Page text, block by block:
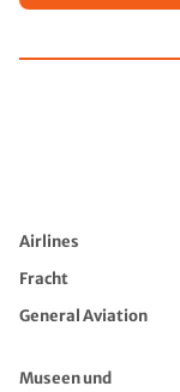
Airlines
Fracht
General Aviation
Museen und